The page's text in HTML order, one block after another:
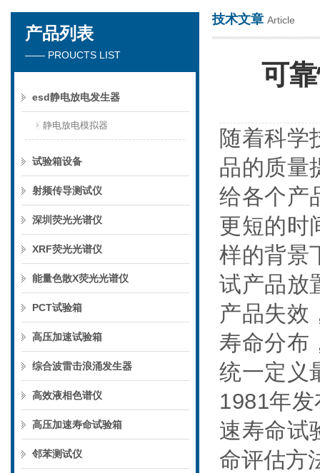
深圳市楚英豪科技有限公司
产品列表
—— PROUCTS LIST
esd静电放电发生器
静电放电模拟器
试验箱设备
射频传导测试仪
深圳荧光光谱仪
XRF荧光光谱仪
能量色散X荧光光谱仪
PCT试验箱
高压加速试验箱
综合波雷击浪涌发生器
高效液相色谱仪
高压加速寿命试验箱
邻苯测试仪
技术文章 Article
可
随着科学
品的质量
给各个产
更短的时
样的背景
试产品放
产品失效
寿命分布
统一定义
1981年发
速寿命试
命评估方